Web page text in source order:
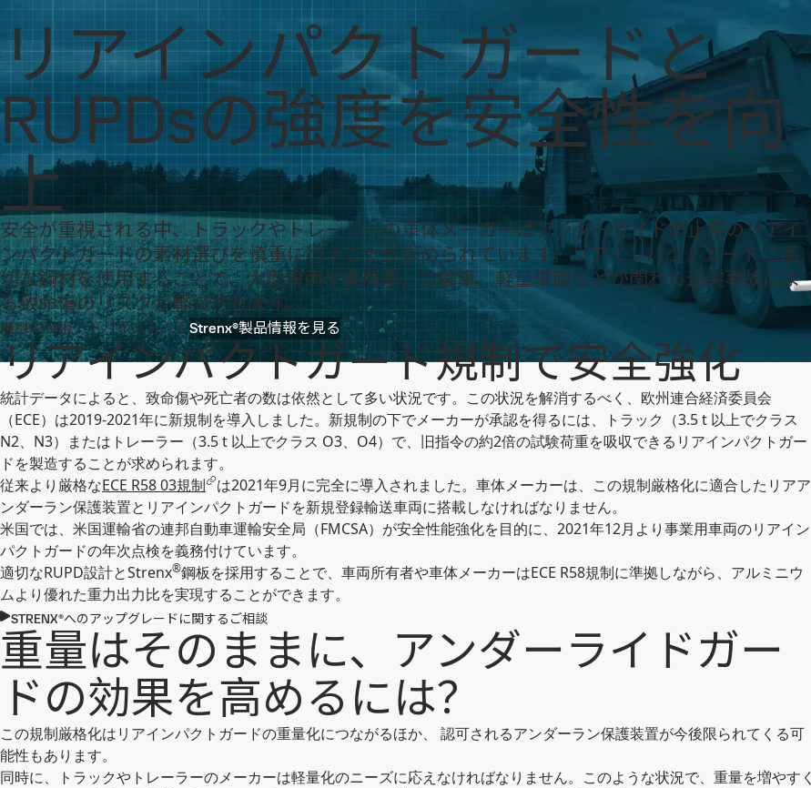
ブランドと製品 化石燃料フリー鋼 MySSAB
リアインパクトガードと
RUPDsの強度を安全性を向
上
安全が重視される中、トラックやトレーラーの車体メーカーはアンダーライド防止用のリアイ
ンパクトガードの素材選びを慎重に行うことが求められています。リアインパクトガードに適
切な鋼材を使用することで、大型車両や乗用車、二輪車、軽量車両などが関わる追突事故によ
る致命傷のリスクが軽減されます。
無料の技術アドバイスを入手Strenx®製品情報を見る
リアインパクトガード規制で安全強化
統計データによると、致命傷や死亡者の数は依然として多い状況です。この状況を解消するべく、欧州連合経済委員会
（ECE）は2019-2021年に新規制を導入しました。新規制の下でメーカーが承認を得るには、トラック（3.5 t 以上でクラス
N2、N3）またはトレーラー（3.5 t 以上でクラス O3、O4）で、旧指令の約2倍の試験荷重を吸収できるリアインパクトガー
ドを製造することが求められます。
従来より厳格なECE R58 03規制
は2021年9月に完全に導入されました。車体メーカーは、この規制厳格化に適合したリアア
ンダーラン保護装置とリアインパクトガードを新規登録輸送車両に搭載しなければなりません。
米国では、米国運輸省の連邦自動車運輸安全局（FMCSA）が安全性能強化を目的に、2021年12月より事業用車両のリアイン
パクトガードの年次点検を義務付けています。
適切なRUPD設計とStrenx®鋼板を採用することで、車両所有者や車体メーカーはECE R58規制に準拠しながら、アルミニウ
ムより優れた重力出力比を実現することができます。
STRENX®へのアップグレードに関するご相談
重量はそのままに、アンダーライドガー
ドの効果を高めるには？
この規制厳格化はリアインパクトガードの重量化につながるほか、 認可されるアンダーラン保護装置が今後限られてくる可
能性もあります。
同時に、トラックやトレーラーのメーカーは軽量化のニーズに応えなければなりません。このような状況で、重量を増やすく